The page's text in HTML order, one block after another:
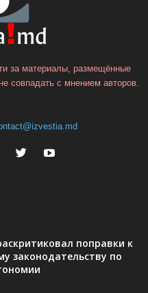
за материалы, размещённые
совпадать с мнением авторов.
поправки к
законодательству по